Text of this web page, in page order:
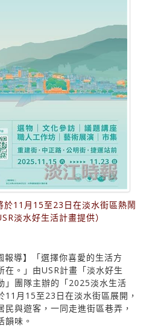
於11月15至23日在淡水街區熱鬧
淡水好生活計畫提供）
報導】「選擇你喜愛的生活方
在。」由USR計畫「淡水好生
」團隊主辦的「2025淡水生活
11月15至23日在淡水街區展開，
與遊客，一同走進街區巷弄，
韻味。